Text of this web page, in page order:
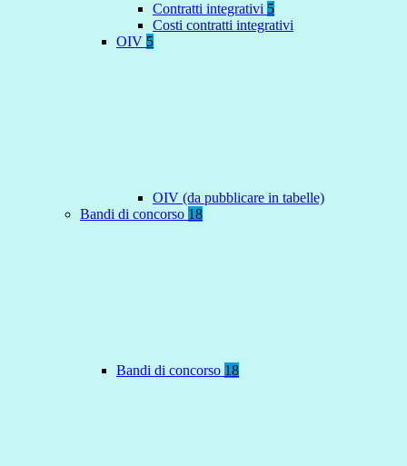
Contratti integrativi 5
Costi contratti integrativi
OIV 5
OIV (da pubblicare in tabelle)
Bandi di concorso 18
Bandi di concorso 18